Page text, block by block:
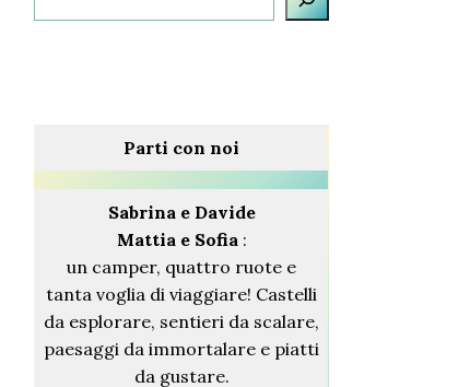
Parti con noi
Sabrina e Davide
Mattia e Sofia:
un camper, quattro ruote e
tanta voglia di viaggiare! Castelli
da esplorare, sentieri da scalare,
paesaggi da immortalare e piatti
da gustare.